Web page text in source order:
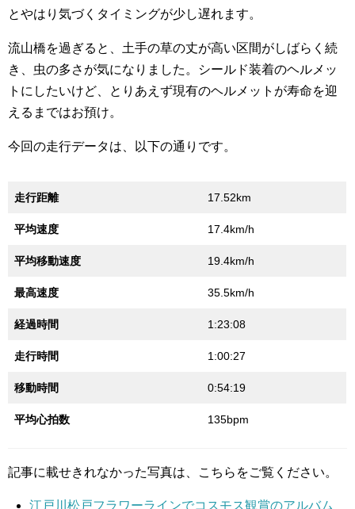
とやはり気づくタイミングが少し遅れます。
流山橋を過ぎると、土手の草の丈が高い区間がしばらく続
き、虫の多さが気になりました。シールド装着のヘルメッ
トにしたいけど、とりあえず現有のヘルメットが寿命を迎
えるまではお預け。
今回の走行データは、以下の通りです。
走行距離 17.52km
平均速度 17.4km/h
平均移動速度 19.4km/h
最高速度 35.5km/h
経過時間 1:23:08
走行時間 1:00:27
移動時間 0:54:19
平均心拍数 135bpm
記事に載せきれなかった写真は、こちらをご覧ください。
江戸川松戸フラワーラインでコスモス観賞のアルバム